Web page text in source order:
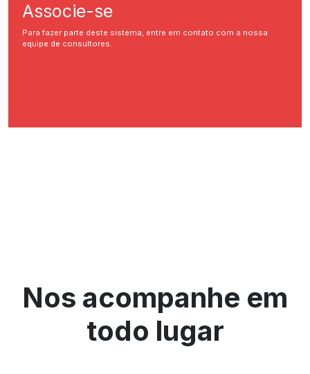
Associe-se
Para fazer parte deste sistema, entre em contato com a nossa
equipe de consultores.
Nos acompanhe em
todo lugar